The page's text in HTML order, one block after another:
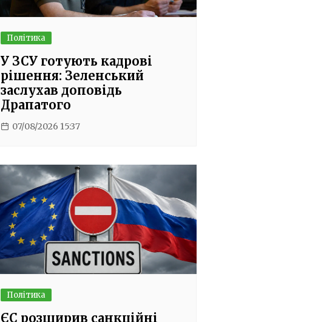
Політика
У ЗСУ готують кадрові
рішення: Зеленський
заслухав доповідь
Драпатого
07/08/2026 15:37
Політика
ЄС розширив санкційні